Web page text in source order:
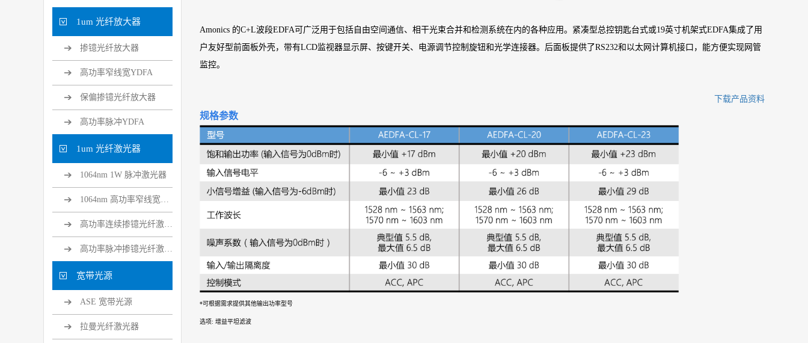
1um 光纤放大器
掺镱光纤放大器
高功率窄线宽YDFA
保偏掺镱光纤放大器
高功率脉冲YDFA
1um 光纤激光器
1064nm 1W 脉冲激光器
1064nm 高功率窄线宽光纤激光器
高功率连续掺镱光纤激光器
高功率脉冲掺镱光纤激光器
宽带光源
ASE 宽带光源
拉曼光纤激光器
Amonics 的C+L波段EDFA可广泛用于包括自由空间通信、相干光束合并和检测系统在内的各种应用。紧凑型总控钥匙台式或19英寸机架式EDFA集成了用
户友好型前面板外壳，带有LCD监视器显示屏、按键开关、电源调节控制旋钮和光学连接器。后面板提供了RS232和以太网计算机接口，能方便实现网管
监控。
下载产品资料
规格参数
*可根据需求提供其他输出功率型号
选项: 增益平坦滤波